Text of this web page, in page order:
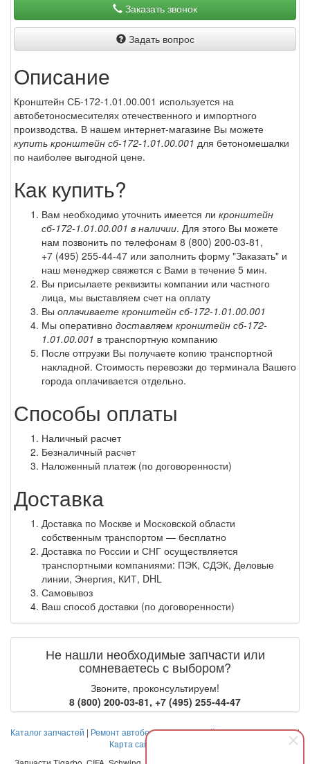
Заказать звонок
Задать вопрос
Описание
Кронштейн СБ-172-1.01.00.001 используется на
автобетоносмесителях отечественного и импортного
производства. В нашем интернет-магазине Вы можете
купить кронштейн сб-172-1.01.00.001 для бетономешалки
по наиболее выгодной цене.
Как купить?
Вам необходимо уточнить имеется ли кронштейн
сб-172-1.01.00.001 в наличии. Для этого Вы можете
нам позвонить по телефонам 8 (800) 200-03-81 ,
+7 (495) 255-44-47 или заполнить форму "Заказать" и
наш менеджер свяжется с Вами в течение 5 мин.
Вы присылаете реквизиты компании или частного
лица, мы выставляем счет на оплату
Вы оплачиваете кронштейн сб-172-1.01.00.001
Мы оперативно доставляем кронштейн сб-172-
1.01.00.001 в транспортную компанию
После отгрузки Вы получаете копию транспортной
накладной. Стоимость перевозки до терминала Вашего
города оплачивается отдельно.
Способы оплаты
Наличный расчет
Безналичный расчет
Наложенный платеж (по договоренности)
Доставка
Доставка по Москве и Московской области
собственным транспортом — бесплатно
Доставка по России и СНГ осуществляется
транспортными компаниями: ПЭК, СДЭК, Деловые
линии, Энергия, КИТ, DHL
Самовывоз
Ваш способ доставки (по договоренности)
Не нашли необходимые запчасти или
сомневаетесь с выбором?
Звоните, проконсультируем!
8 (800) 200-03-81, +7 (495) 255-44-47
Каталог запчастей | Ремонт автобетоносмесителей|Оплата и доставка|
Карта сайта